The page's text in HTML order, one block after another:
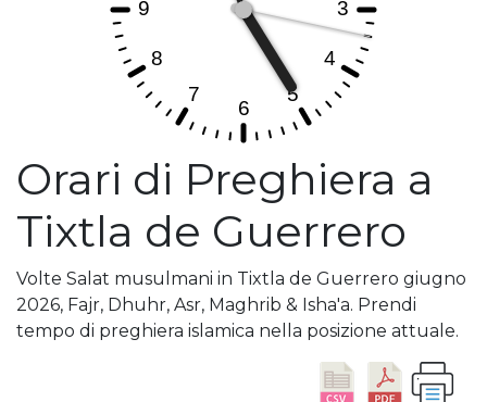
Orari di Preghiera a
Tixtla de Guerrero
Volte Salat musulmani in Tixtla de Guerrero giugno
2026, Fajr, Dhuhr, Asr, Maghrib & Isha'a. Prendi
tempo di preghiera islamica nella posizione attuale.